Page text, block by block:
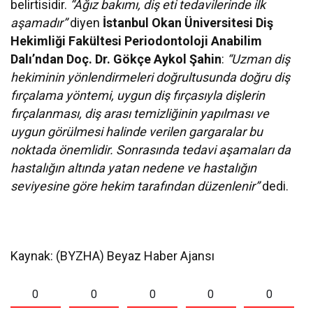
belirtisidir. “Ağız bakımı, diş eti tedavilerinde ilk
aşamadır”diyen İstanbul Okan Üniversitesi Diş
Hekimliği Fakültesi Periodontoloji Anabilim
Dalı’ndan Doç. Dr. Gökçe Aykol Şahin: “Uzman diş
hekiminin yönlendirmeleri doğrultusunda doğru diş
fırçalama yöntemi, uygun diş fırçasıyla dişlerin
fırçalanması, diş arası temizliğinin yapılması ve
uygun görülmesi halinde verilen gargaralar bu
noktada önemlidir. Sonrasında tedavi aşamaları da
hastalığın altında yatan nedene ve hastalığın
seviyesine göre hekim tarafından düzenlenir”dedi.
Kaynak: (BYZHA) Beyaz Haber Ajansı
0 0 0 0 0